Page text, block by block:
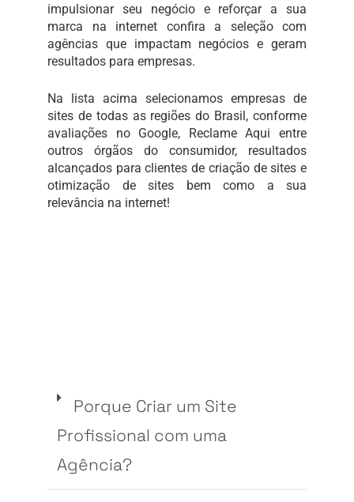
impulsionar seu negócio e reforçar a sua
marca na internet confira a seleção com
agências que impactam negócios e geram
resultados para empresas.
Na lista acima selecionamos empresas de
sites de todas as regiões do Brasil, conforme
avaliações no Google, Reclame Aqui entre
outros órgãos do consumidor, resultados
alcançados para clientes de criação de sites e
otimização de sites bem como a sua
relevância na internet!
Porque Criar um Site
Profissional com uma
Agência?